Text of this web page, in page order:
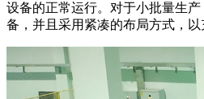
设备的正常运行。对于小批量生
备，并且采用紧凑的布局方式，以